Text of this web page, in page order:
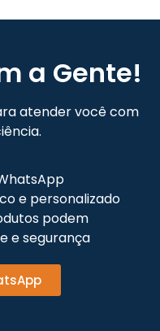
a Gente!
atender você com
e personalizado
podem
e segurança